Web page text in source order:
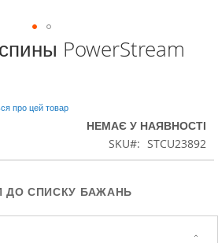
PowerStream
про цей товар
НЕМАЄ У НАЯВНОСТІ
SKU
STCU23892
ДО СПИСКУ БАЖАНЬ